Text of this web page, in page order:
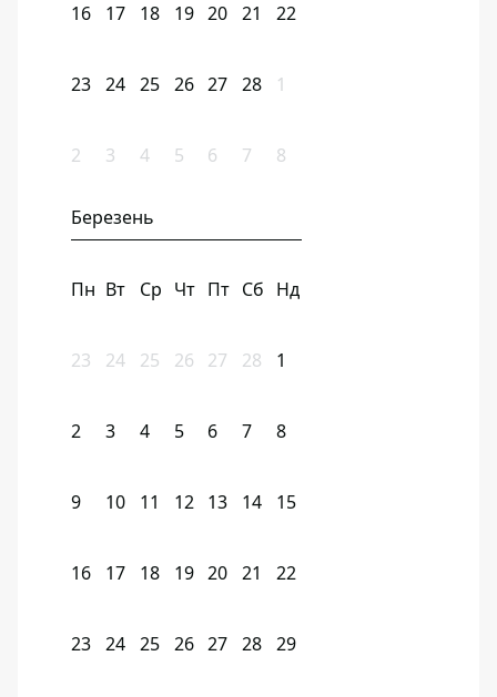
16 17 18 19 20 21 22
23 24 25 26 27 28 1
2 3 4 5 6 7 8
Березень
Пн Вт Ср Чт Пт Сб Нд
23 24 25 26 27 28 1
2 3 4 5 6 7 8
9 10 11 12 13 14 15
16 17 18 19 20 21 22
23 24 25 26 27 28 29